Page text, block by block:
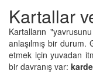
Kartallar
Kartalların
anlaşılmış bir durum.
etmek için yuvadan
bir davranış var: